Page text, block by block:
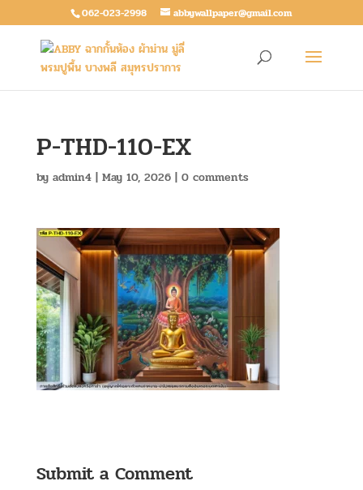
062-023-2998 abbywallpaper@gmail.com
P-THD-110-EX
by admin4| May 10, 2026| 0 comments
Submit a Comment